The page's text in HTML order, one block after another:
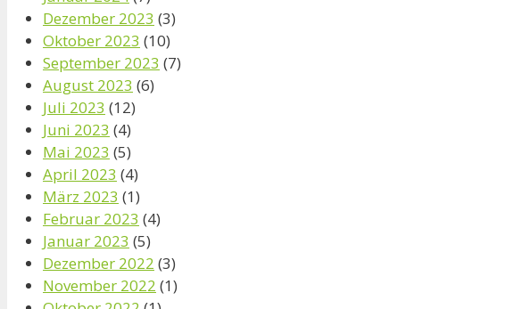
Dezember 2023 (3)
Oktober 2023 (10)
September 2023 (7)
August 2023 (6)
Juli 2023 (12)
Juni 2023 (4)
Mai 2023 (5)
April 2023 (4)
März 2023 (1)
Februar 2023 (4)
Januar 2023 (5)
Dezember 2022 (3)
November 2022 (1)